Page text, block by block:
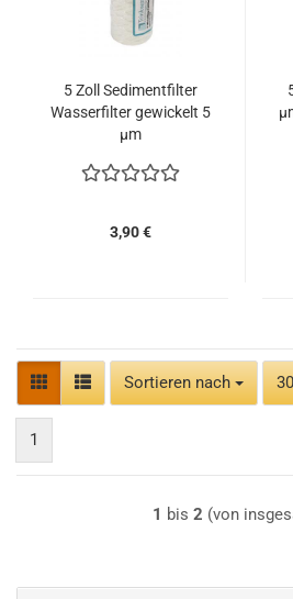
5 Zoll Sedimentfilter
Wasserfilter gewickelt 5
µm
3,90 €
Sortieren nach
Sortieren nach
1
1 bis 2 (von